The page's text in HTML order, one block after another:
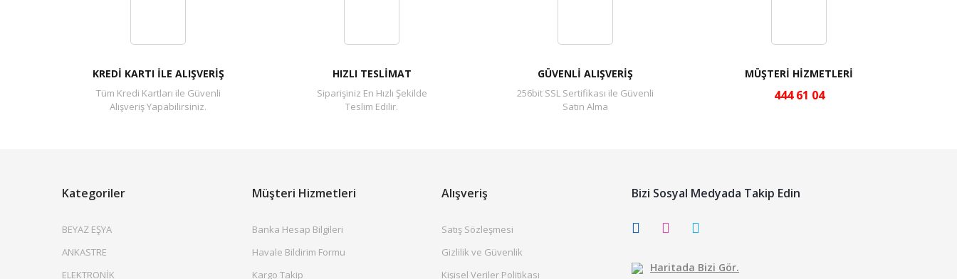
KREDİ KARTI İLE ALIŞVERİŞ
Tüm Kredi Kartları ile Güvenli
Alışveriş Yapabilirsiniz.
HIZLI TESLİMAT
Siparişiniz En Hızlı Şekilde
Teslim Edilir.
GÜVENLİ ALIŞVERİŞ
256bit SSL Sertifikası ile Güvenli
Satın Alma
MÜŞTERİ HİZMETLERİ
444 61 04
Kategoriler
BEYAZ EŞYA
ANKASTRE
ELEKTRONİK
Müşteri Hizmetleri
Banka Hesap Bilgileri
Havale Bildirim Formu
Kargo Takip
Alışveriş
Satış Sözleşmesi
Gizlilik ve Güvenlik
Kişisel Veriler Politikası
Bizi Sosyal Medyada Takip Edin
Haritada Bizi Gör.